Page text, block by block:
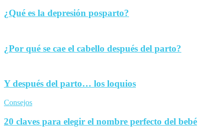
¿Qué es la depresión posparto?
¿Por qué se cae el cabello después del parto?
Y después del parto… los loquios
Consejos
20 claves para elegir el nombre perfecto del bebé